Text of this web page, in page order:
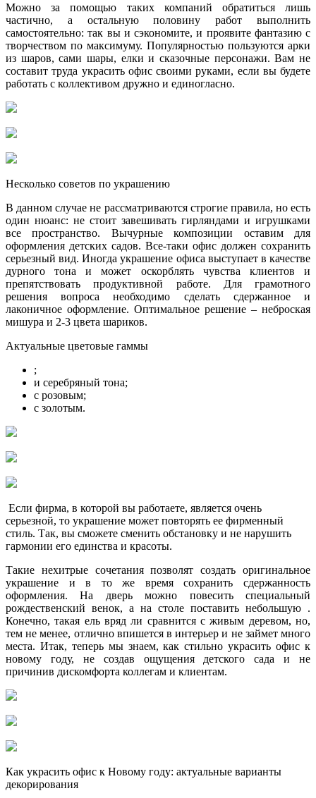
Можно за помощью таких компаний обратиться лишь
частично, а остальную половину работ выполнить
самостоятельно: так вы и сэкономите, и проявите фантазию с
творчеством по максимуму. Популярностью пользуются арки
из шаров, сами шары, елки и сказочные персонажи. Вам не
составит труда украсить офис своими руками, если вы будете
работать с коллективом дружно и единогласно.
Несколько советов по украшению
В данном случае не рассматриваются строгие правила, но есть
один нюанс: не стоит завешивать гирляндами и игрушками
все пространство. Вычурные композиции оставим для
оформления детских садов. Все-таки офис должен сохранить
серьезный вид. Иногда украшение офиса выступает в качестве
дурного тона и может оскорблять чувства клиентов и
препятствовать продуктивной работе. Для грамотного
решения вопроса необходимо сделать сдержанное и
лаконичное оформление. Оптимальное решение – неброская
мишура и 2-3 цвета шариков.
Актуальные цветовые гаммы
;
и серебряный тона;
с розовым;
с золотым.
Если фирма, в которой вы работаете, является очень
серьезной, то украшение может повторять ее фирменный
стиль. Так, вы сможете сменить обстановку и не нарушить
гармонии его единства и красоты.
Такие нехитрые сочетания позволят создать оригинальное
украшение и в то же время сохранить сдержанность
оформления. На дверь можно повесить специальный
рождественский венок, а на столе поставить небольшую .
Конечно, такая ель вряд ли сравнится с живым деревом, но,
тем не менее, отлично впишется в интерьер и не займет много
места. Итак, теперь мы знаем, как стильно украсить офис к
новому году, не создав ощущения детского сада и не
причинив дискомфорта коллегам и клиентам.
Как украсить офис к Новому году: актуальные варианты
декорирования